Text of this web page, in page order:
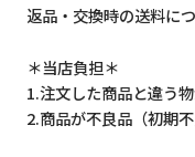
返品・交換時の送料に
＊当店負担＊
1.注文した商品と違う物
2.商品が不良品（初期